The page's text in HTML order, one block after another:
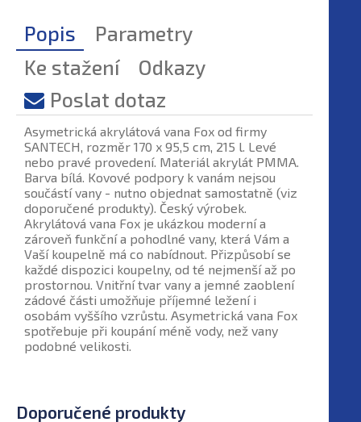
Popis
Parametry
Ke stažení
Odkazy
Poslat dotaz
Asymetrická akrylátová vana Fox od firmy
SANTECH, rozměr 170 x 95,5 cm, 215 l. Levé
nebo pravé provedení. Materiál akrylát PMMA.
Barva bílá. Kovové podpory k vanám nejsou
součástí vany - nutno objednat samostatně (viz
doporučené produkty). Český výrobek.
Akrylátová vana Fox je ukázkou moderní a
zároveň funkční a pohodlné vany, která Vám a
Vaší koupelně má co nabídnout. Přizpůsobí se
každé dispozici koupelny, od té nejmenší až po
prostornou. Vnitřní tvar vany a jemné zaoblení
zádové části umožňuje příjemné ležení i
osobám vyššího vzrůstu. Asymetrická vana Fox
spotřebuje při koupání méně vody, než vany
podobné velikosti.
Doporučené produkty